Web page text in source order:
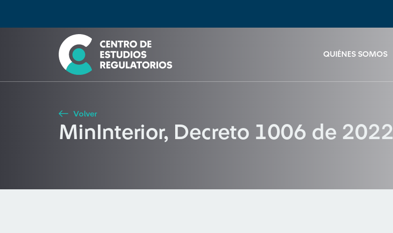
QUIÉNES SOMOS
Seleccione país
Buscar
Volver
MinInterior, Decreto 1006 de 2022